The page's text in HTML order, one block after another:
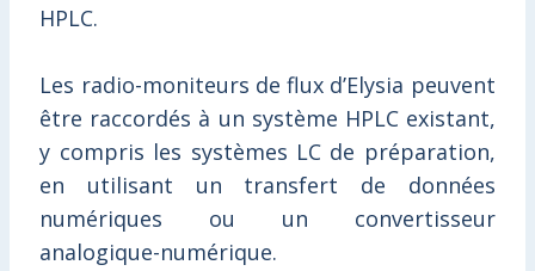
HPLC.
Les radio-moniteurs de flux d’Elysia peuvent
être raccordés à un système HPLC existant,
y compris les systèmes LC de préparation,
en utilisant un transfert de données
numériques ou un convertisseur
analogique-numérique.